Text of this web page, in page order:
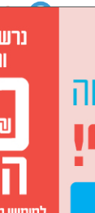
מוצרי חשמל
קטגוריות